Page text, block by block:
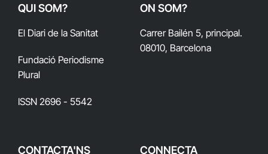
QUI SOM?
El Diari de la Sanitat
Fundació Periodisme
Plural
ISSN 2696 - 5542
ON SOM?
Carrer Bailén 5, principal.
08010, Barcelona
CONTACTA'NS CONNECTA